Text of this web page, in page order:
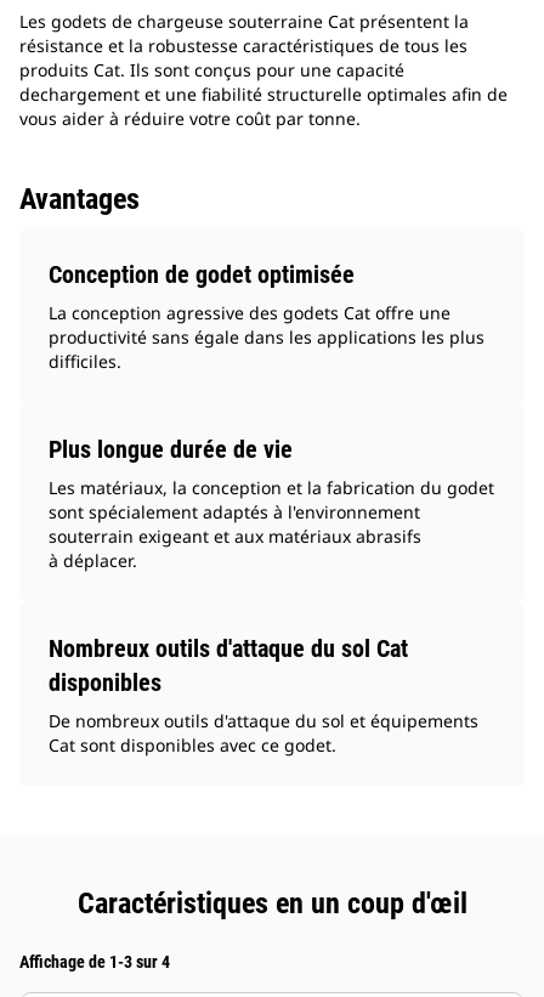
Les godets de chargeuse souterraine Cat présentent la
résistance et la robustesse caractéristiques de tous les
produits Cat. Ils sont conçus pour une capacité
dechargement et une fiabilité structurelle optimales afin de
vous aider à réduire votre coût par tonne.
Avantages
Conception de godet optimisée
La conception agressive des godets Cat offre une
productivité sans égale dans les applications les plus
difficiles.
Plus longue durée de vie
Les matériaux, la conception et la fabrication du godet
sont spécialement adaptés à l'environnement
souterrain exigeant et aux matériaux abrasifs
à déplacer.
Nombreux outils d'attaque du sol Cat
disponibles
De nombreux outils d'attaque du sol et équipements
Cat sont disponibles avec ce godet.
Caractéristiques en un coup d'œil
Affichage de 1-3 sur 4